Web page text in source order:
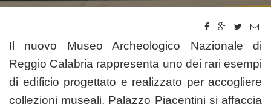
Il nuovo Museo Archeologico Nazionale di
Reggio Calabria rappresenta uno dei rari esempi
di edificio progettato e realizzato per accogliere
collezioni museali. Palazzo Piacentini si affaccia